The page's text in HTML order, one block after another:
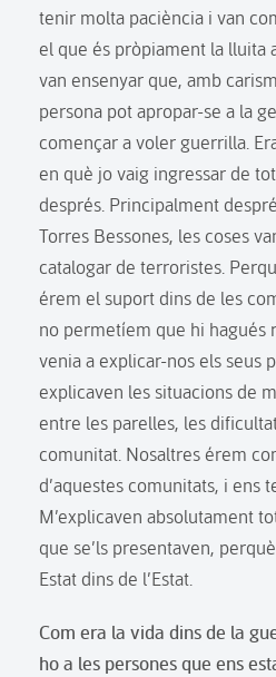
tenir molta paciència i van
el que és pròpiament la lluita
van ensenyar que, amb
persona pot apropar-se a la
començar a voler guerrilla.
en què jo vaig ingressar de
després. Principalment
Torres Bessones, les coses
catalogar de terroristes.
érem el suport dins de les
no permetíem que hi hagués
venia a explicar-nos els seus
explicaven les situacions de
entre les parelles, les
comunitat. Nosaltres érem
d’aquestes comunitats, i ens
M’explicaven absolutament
que se’ls presentaven,
Estat dins de l’Estat.
Com era la vida dins de la
ho a les persones que ens